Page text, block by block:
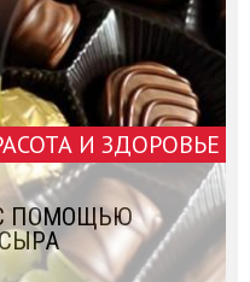
И ЗДОРОВЬЕ
ПОМОЩЬЮ